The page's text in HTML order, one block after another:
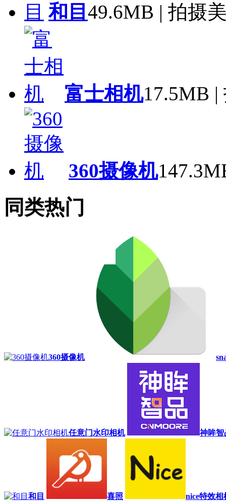
和目 49.6MB | 拍摄
富士相机17.5MB |
360摄像机
同类热门
360摄像机
任意门水印相机 神眸智
和目 喜照 nice特效相